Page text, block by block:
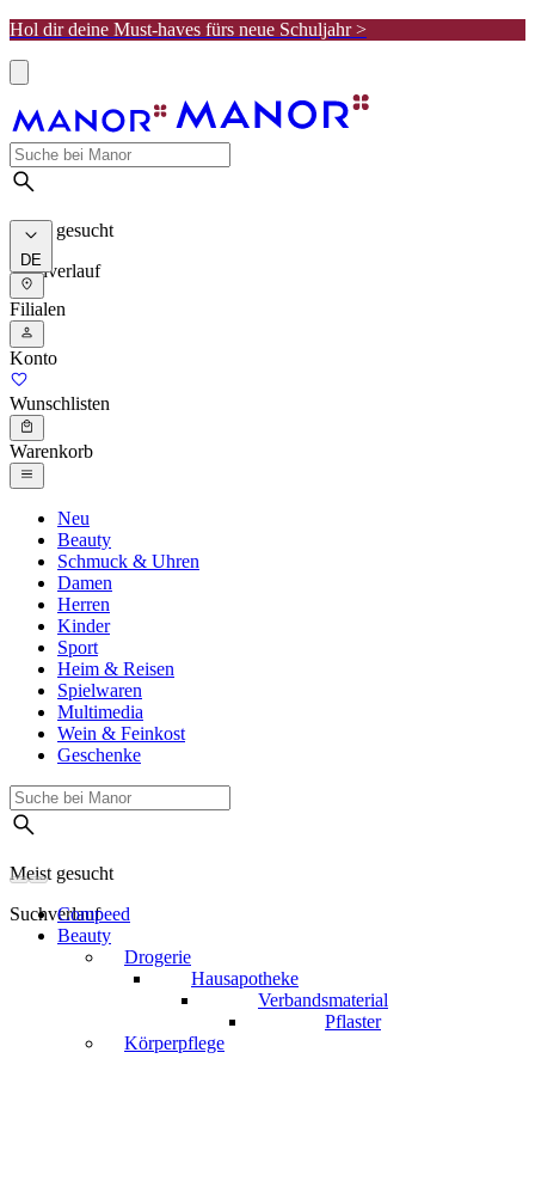
Hol dir deine Must-haves fürs neue Schuljahr >
Meist gesucht
Suchverlauf
DE
Filialen
Konto
Wunschlisten
Warenkorb
Neu
Beauty
Schmuck & Uhren
Damen
Herren
Kinder
Sport
Heim & Reisen
Spielwaren
Multimedia
Wein & Feinkost
Geschenke
Meist gesucht
Suchverlauf
Compeed
Beauty
Drogerie
Hausapotheke
Verbandsmaterial
Pflaster
Körperpflege